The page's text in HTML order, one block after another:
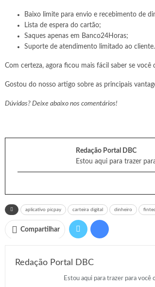
Baixo limite para envio e recebimento de
Lista de espera do cartão;
Saques apenas em Banco24Horas;
Suporte de atendimento limitado ao cliente.
Com certeza, agora ficou mais fácil saber se
Gostou do nosso artigo sobre as principais
Dúvidas? Deixe abaixo nos comentários!
Redação Portal DBC
Estou aqui para trazer
aplicativo picpay carteira digital dinheiro
Compartilhar
Redação Portal DBC
Estou aqui para trazer para você